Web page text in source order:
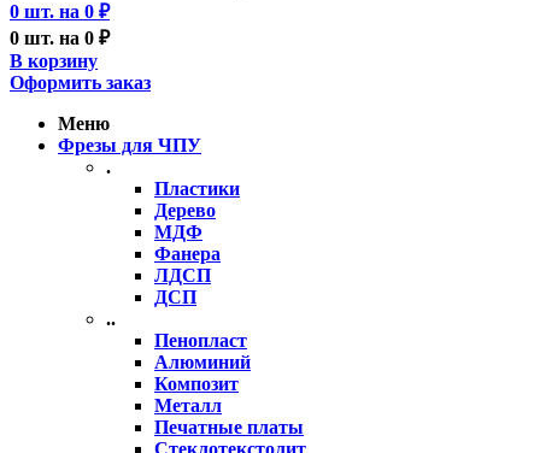
0 шт. на 0 ₽
0 шт. на 0 ₽
В корзину
Оформить заказ
Меню
Фрезы для ЧПУ
.
Пластики
Дерево
МДФ
Фанера
ЛДСП
ДСП
..
Пенопласт
Алюминий
Композит
Металл
Печатные платы
Стеклотекстолит